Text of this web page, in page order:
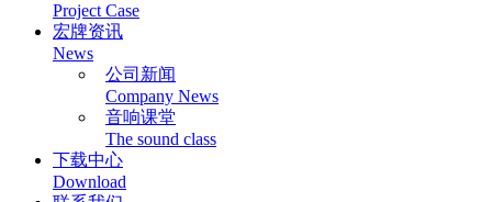
Project Case
宏牌资讯
News
公司新闻
Company News
音响课堂
The sound class
下载中心
Download